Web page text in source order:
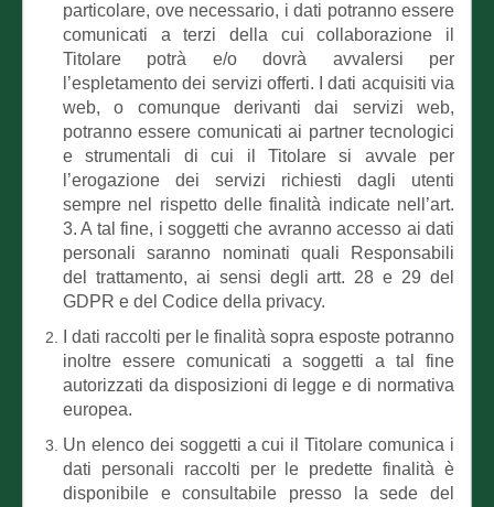
particolare, ove necessario, i dati potranno essere
comunicati a terzi della cui collaborazione il
Titolare potrà e/o dovrà avvalersi per
l’espletamento dei servizi offerti. I dati acquisiti via
web, o comunque derivanti dai servizi web,
potranno essere comunicati ai partner tecnologici
e strumentali di cui il Titolare si avvale per
l’erogazione dei servizi richiesti dagli utenti
sempre nel rispetto delle finalità indicate nell’art.
3. A tal fine, i soggetti che avranno accesso ai dati
personali saranno nominati quali Responsabili
del trattamento, ai sensi degli artt. 28 e 29 del
GDPR e del Codice della privacy.
I dati raccolti per le finalità sopra esposte potranno
inoltre essere comunicati a soggetti a tal fine
autorizzati da disposizioni di legge e di normativa
europea.
Un elenco dei soggetti a cui il Titolare comunica i
dati personali raccolti per le predette finalità è
disponibile e consultabile presso la sede del